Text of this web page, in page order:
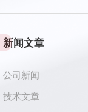
新闻文章
公司新闻
技术文章